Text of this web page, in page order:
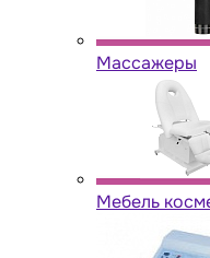
Массажеры
Мебель